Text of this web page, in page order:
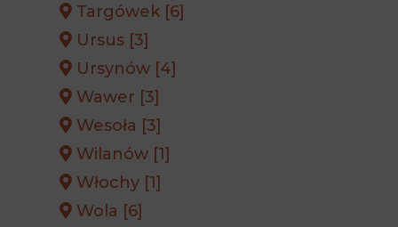
Targówek [6]
Ursus [3]
Ursynów [4]
Wawer [3]
Wesoła [3]
Wilanów [1]
Włochy [1]
Wola [6]